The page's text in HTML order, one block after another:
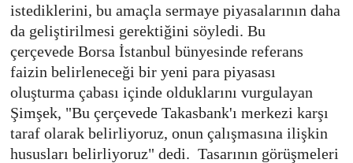
istediklerini, bu amaçla sermaye piyasalarının daha
da geliştirilmesi gerektiğini söyledi. Bu
çerçevede Borsa İstanbul bünyesinde referans
faizin belirleneceği bir yeni para piyasası
oluşturma çabası içinde olduklarını vurgulayan
Şimşek, "Bu çerçevede Takasbank'ı merkezi karşı
taraf olarak belirliyoruz, onun çalışmasına ilişkin
hususları belirliyoruz" dedi. Tasarının görüşmeleri